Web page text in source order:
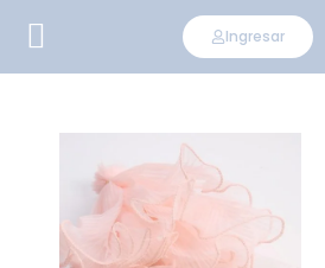
Ingresar